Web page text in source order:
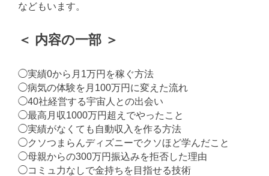
などもいます。
＜ 内容の一部 ＞
◯実績0から月1万円を稼ぐ方法
◯病気の体験を月100万円に変えた流れ
◯40社経営する宇宙人との出会い
◯最高月収1000万円超えでやったこと
◯実績がなくても自動収入を作る方法
◯クソつまらんディズニーでクソほど学んだこと
◯母親からの300万円振込みを拒否した理由
◯コミュ力なしで金持ちを目指せる技術